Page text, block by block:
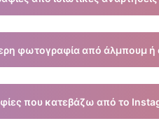
περιεχόμενο. Μπορείτε μόνο
φωτογραφία από άλμπουμ ή
φωτογραφία ξεχωριστά ή να
που κατεβάζω από το